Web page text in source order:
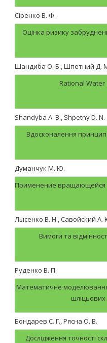
Сіренко В. Ф.
Оцінка ризику
Шандиба О. Б., Шпетний Д.
Rational
Shandyba A. B., Shpetny D. N.
Вдосконалення
Думанчук М. Ю.
Применение вращающейся
Лысенко В. Н., Савойский А.
Вимоги та
Руденко В. П.
Математичне моделювання
Бондарев С. Г., Рясна О. В.
Дослідження точності